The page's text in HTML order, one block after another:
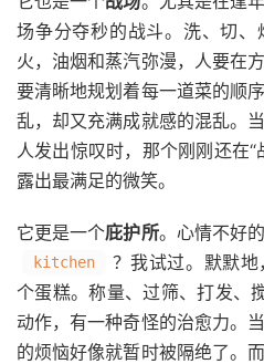
场争分夺秒的战斗。洗、切
火，油烟和蒸汽弥漫，人要在
要清晰地规划着每一道菜的顺
乱，却又充满成就感的混乱。
人发出惊叹时，那个刚刚还在
露出最满足的微笑。
它更是一个庇护所。心情不好
kitchen
？我试过。默默
个蛋糕。称量、过筛、打发、
动作，有一种奇怪的治愈力。
的烦恼好像就暂时被隔绝了。